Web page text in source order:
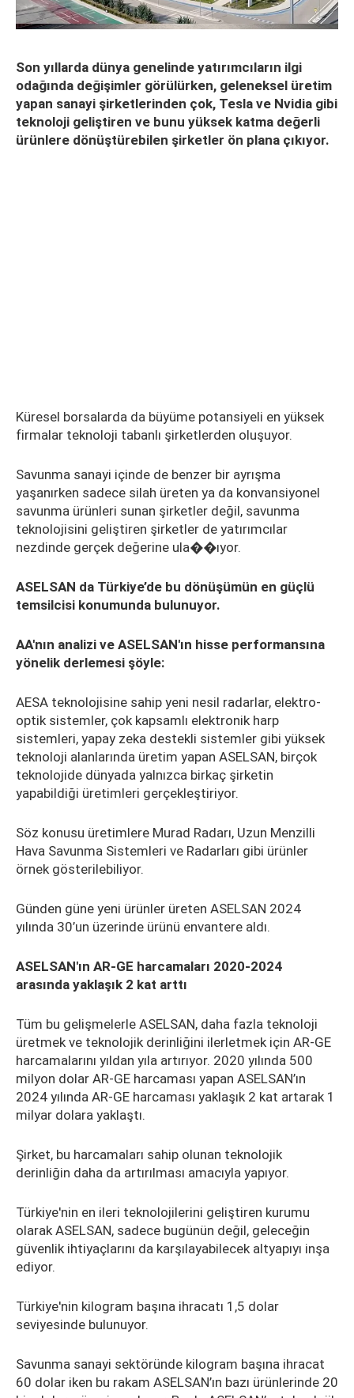
Son yıllarda dünya genelinde yatırımcıların ilgi
odağında değişimler görülürken, geleneksel üretim
yapan sanayi şirketlerinden çok, Tesla ve Nvidia gibi
teknoloji geliştiren ve bunu yüksek katma değerli
ürünlere dönüştürebilen şirketler ön plana çıkıyor.
Küresel borsalarda da büyüme potansiyeli en yüksek
firmalar teknoloji tabanlı şirketlerden oluşuyor.
Savunma sanayi içinde de benzer bir ayrışma
yaşanırken sadece silah üreten ya da konvansiyonel
savunma ürünleri sunan şirketler değil, savunma
teknolojisini geliştiren şirketler de yatırımcılar
nezdinde gerçek değerine ula��ıyor.
ASELSAN da Türkiye’de bu dönüşümün en güçlü
temsilcisi konumunda bulunuyor.
AA'nın analizi ve ASELSAN'ın hisse performansına
yönelik derlemesi şöyle:
AESA teknolojisine sahip yeni nesil radarlar, elektro-
optik sistemler, çok kapsamlı elektronik harp
sistemleri, yapay zeka destekli sistemler gibi yüksek
teknoloji alanlarında üretim yapan ASELSAN, birçok
teknolojide dünyada yalnızca birkaç şirketin
yapabildiği üretimleri gerçekleştiriyor.
Söz konusu üretimlere Murad Radarı, Uzun Menzilli
Hava Savunma Sistemleri ve Radarları gibi ürünler
örnek gösterilebiliyor.
Günden güne yeni ürünler üreten ASELSAN 2024
yılında 30’un üzerinde ürünü envantere aldı.
ASELSAN'ın AR-GE harcamaları 2020-2024
arasında yaklaşık 2 kat arttı
Tüm bu gelişmelerle ASELSAN, daha fazla teknoloji
üretmek ve teknolojik derinliğini ilerletmek için AR-GE
harcamalarını yıldan yıla artırıyor. 2020 yılında 500
milyon dolar AR-GE harcaması yapan ASELSAN’ın
2024 yılında AR-GE harcaması yaklaşık 2 kat artarak 1
milyar dolara yaklaştı.
Şirket, bu harcamaları sahip olunan teknolojik
derinliğin daha da artırılması amacıyla yapıyor.
Türkiye'nin en ileri teknolojilerini geliştiren kurumu
olarak ASELSAN, sadece bugünün değil, geleceğin
güvenlik ihtiyaçlarını da karşılayabilecek altyapıyı inşa
ediyor.
Türkiye'nin kilogram başına ihracatı 1,5 dolar
seviyesinde bulunuyor.
Savunma sanayi sektöründe kilogram başına ihracat
60 dolar iken bu rakam ASELSAN’ın bazı ürünlerinde 20